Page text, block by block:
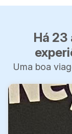
Há
Uma boa